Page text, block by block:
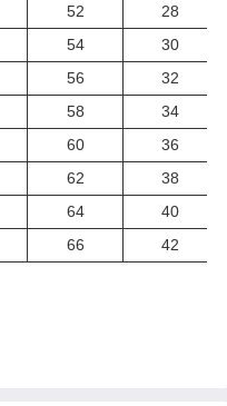
52
28
54
30
56
32
58
34
60
36
62
38
64
40
66 42